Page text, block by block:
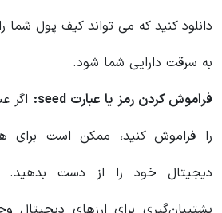
دانلود کنید که می تواند کیف پول شما
به سرقت دارایی شما شود.
فراموش کردن رمز یا عبارت seed:
را فراموش کنید، ممکن است برای
دیجیتال خود را از دست